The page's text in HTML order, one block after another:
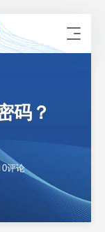
码？
0评论